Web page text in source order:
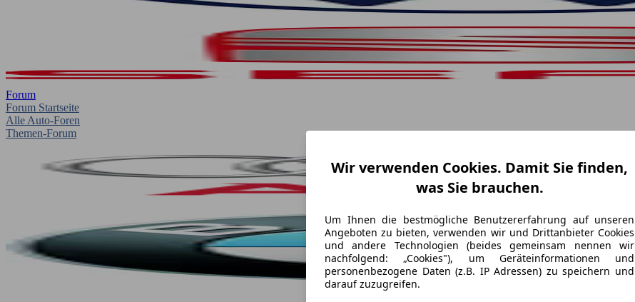
Forum
Forum Startseite
Alle Auto-Foren
Themen-Forum
Wir verwenden Cookies. Damit Sie finden,
was Sie brauchen.
Um Ihnen die bestmögliche Benutzererfahrung auf unseren
Angeboten zu bieten, verwenden wir und Drittanbieter Cookies
und andere Technologien (beides gemeinsam nennen wir
nachfolgend: „Cookies"), um Geräteinformationen und
personenbezogene Daten (z.B. IP Adressen) zu speichern und
darauf zuzugreifen.